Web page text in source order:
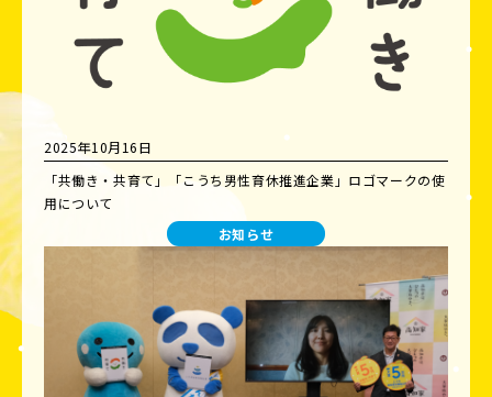
2025年10月16日
「共働き・共育て」「こうち男性育休推進企業」ロゴマークの使
用について
お知らせ